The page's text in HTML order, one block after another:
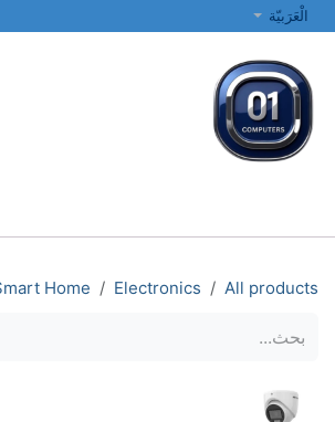
تخطي للذهاب إلى المحتوى
الْعَرَبيّة
All products
Electronics
Home